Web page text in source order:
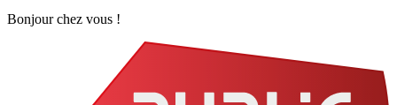
Bonjour chez vous !